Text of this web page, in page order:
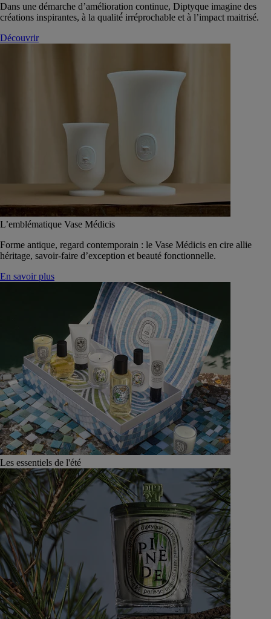
Dans une démarche d’amélioration continue, Diptyque imagine des
créations inspirantes, à la qualité́ irréprochable et à l’impact maitrisé.
Découvrir
L’emblématique Vase Médicis
Forme antique, regard contemporain : le Vase Médicis en cire allie
héritage, savoir-faire d’exception et beauté fonctionnelle.
En savoir plus
Les essentiels de l'été